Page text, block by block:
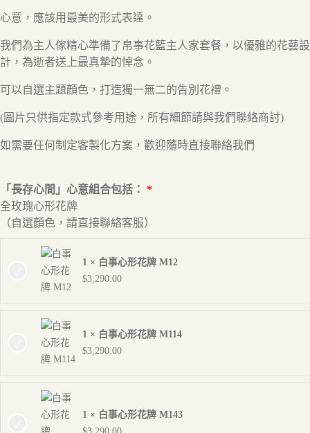
心意，應該用最美的形式表達。
我們為主人傢精心準備了帛事花籃主人家套餐，以優雅的花藝設
計，為逝者送上最真摯的悼念。
可以自選主題顏色，打造獨一無二的告別花禮。
(圖片只供指定款式參考用途，所有細節請與我們聯絡商討)
如需要任何制定客製化方案，歡迎隨時直接聯絡我們
「長存心間」心意組合包括：
全玫瑰心形花牌
（自選顏色，請直接聯絡客服）
1 × 白事心形花牌 M12
$3,290.00
1 × 白事心形花牌 M114
$3,290.00
1 × 白事心形花牌 M143